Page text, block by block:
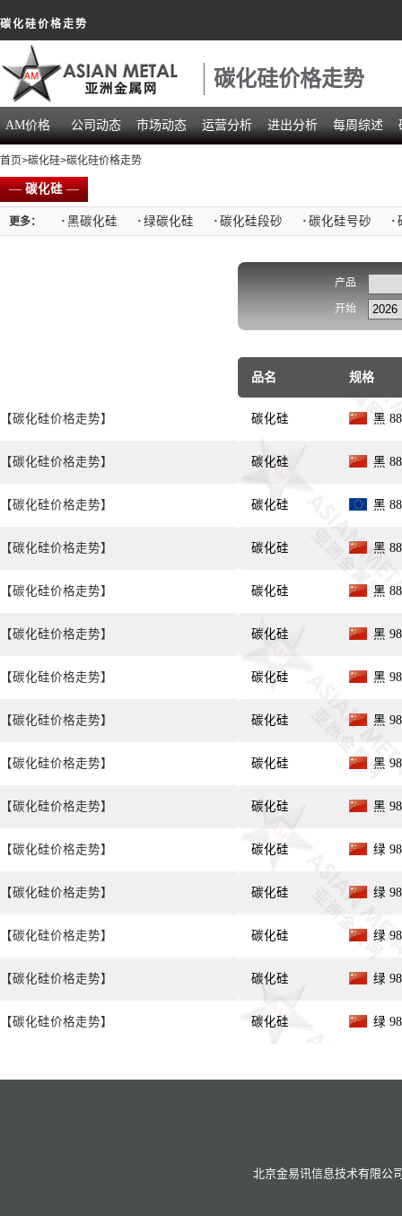
碳化硅价格走势
碳化硅价格走势
AM价格 公司动态 市场动态 运营分析 进出分析 每周综述
首页>碳化硅>碳化硅价格走势
—碳化硅—
更多： · 黑碳化硅 · 绿碳化硅 · 碳化硅段砂 · 碳化硅号砂 ·
【碳化硅价格走势】
【碳化硅价格走势】
【碳化硅价格走势】
【碳化硅价格走势】
【碳化硅价格走势】
【碳化硅价格走势】
【碳化硅价格走势】
【碳化硅价格走势】
【碳化硅价格走势】
【碳化硅价格走势】
【碳化硅价格走势】
【碳化硅价格走势】
【碳化硅价格走势】
【碳化硅价格走势】
【碳化硅价格走势】
产品
开始
品名 规格
碳化硅 黑
碳化硅 黑
碳化硅 黑
碳化硅 黑
碳化硅 黑
碳化硅 黑
碳化硅 黑
碳化硅 黑
碳化硅 黑
碳化硅 黑
碳化硅 绿
碳化硅 绿
碳化硅 绿
碳化硅 绿
碳化硅 绿
北京金易讯信息技术有限公